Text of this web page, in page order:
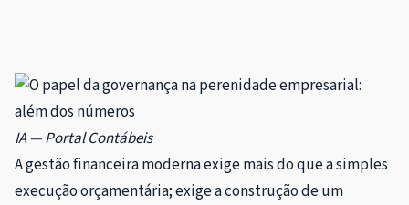
IA — Portal Contábeis
A gestão financeira moderna exige mais do que a simples
execução orçamentária; exige a construção de um